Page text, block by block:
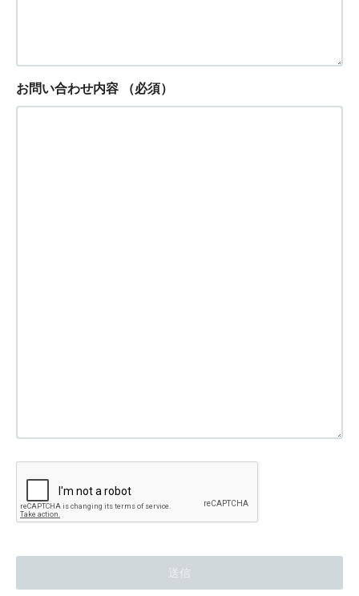
お問い合わせ内容 （必須）